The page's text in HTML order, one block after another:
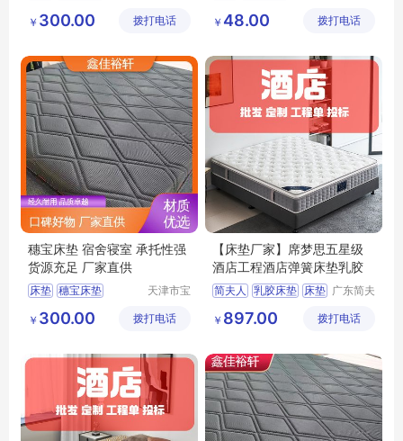
天津床垫 竹炭棕床垫
裕轩床垫
￥ 300.00 拨打电话
品有限公
￥ 48.00 拨打电话
穗宝床垫 宿舍寝室 承托性强
货源充足 厂家直供
床垫 穗宝床垫
席梦思弹簧垫
天津市宝
裕轩床垫
￥ 300.00 拨打电话
【床垫厂家】席梦思五星级
酒店工程酒店弹簧床垫乳胶
简夫人 乳胶床垫 床垫 广东简夫
限公司
￥ 897.00 拨打电话